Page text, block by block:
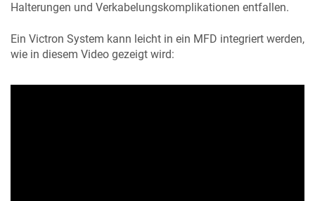
Halterungen und Verkabelungskomplikationen entfallen.
Ein Victron System kann leicht in ein MFD integriert werden,
wie in diesem Video gezeigt wird: